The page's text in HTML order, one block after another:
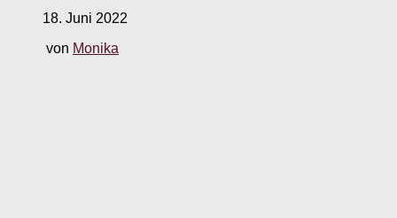
18. Juni 2022
von Monika